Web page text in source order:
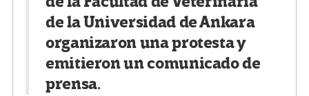
de la Universidad de Ankara
organizaron una protesta y
emitieron un comunicado de
prensa.